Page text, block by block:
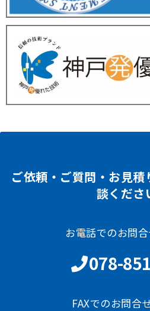
ご依頼・ご質問・お見
談くださ
お電話でのお問
078-
FAXでのお問合